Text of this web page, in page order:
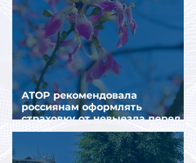
АТОР рекомендовала
россиянам оформлять
страховку от невыезда перед
поездкой в Грецию